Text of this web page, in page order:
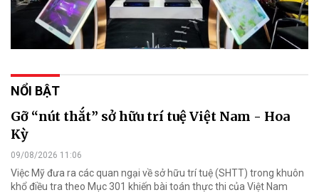
NỔI BẬT
Gỡ “nút thắt” sở hữu trí tuệ Việt Nam - Hoa
Kỳ
09/08/2026 11:06
Việc Mỹ đưa ra các quan ngại về sở hữu trí tuệ (SHTT) trong khuôn
khổ điều tra theo Mục 301 khiến bài toán thực thi của Việt Nam